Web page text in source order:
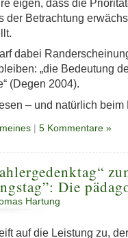
eigen, dass die
der Betrachtung
dabei
„die Bedeutung
(Degen 2004).
– und natürlich beim
| 5 Kommentare »
Die
Hartung
auf die Leistung zu,